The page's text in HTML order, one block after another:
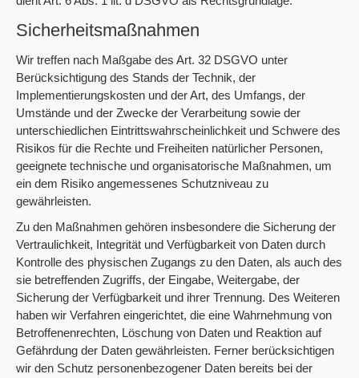
Sicherheitsmaßnahmen
Wir treffen nach Maßgabe des Art. 32 DSGVO unter
Berücksichtigung des Stands der Technik, der
Implementierungskosten und der Art, des Umfangs, der
Umstände und der Zwecke der Verarbeitung sowie der
unterschiedlichen Eintrittswahrscheinlichkeit und Schwere des
Risikos für die Rechte und Freiheiten natürlicher Personen,
geeignete technische und organisatorische Maßnahmen, um
ein dem Risiko angemessenes Schutzniveau zu
gewährleisten.
Zu den Maßnahmen gehören insbesondere die Sicherung der
Vertraulichkeit, Integrität und Verfügbarkeit von Daten durch
Kontrolle des physischen Zugangs zu den Daten, als auch des
sie betreffenden Zugriffs, der Eingabe, Weitergabe, der
Sicherung der Verfügbarkeit und ihrer Trennung. Des Weiteren
haben wir Verfahren eingerichtet, die eine Wahrnehmung von
Betroffenenrechten, Löschung von Daten und Reaktion auf
Gefährdung der Daten gewährleisten. Ferner berücksichtigen
wir den Schutz personenbezogener Daten bereits bei der